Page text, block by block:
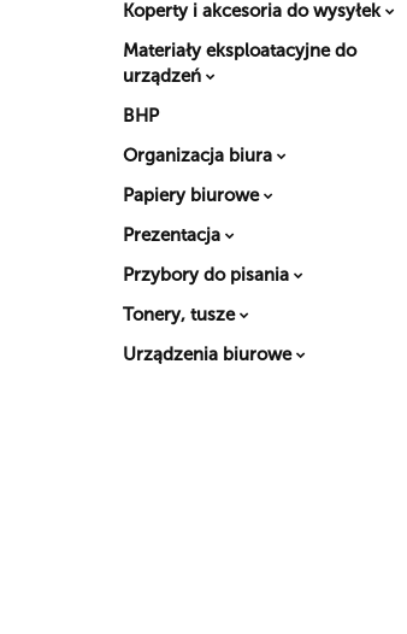
Koperty i akcesoria do wysyłek
Materiały eksploatacyjne do
urządzeń
BHP
Organizacja biura
Papiery biurowe
Prezentacja
Przybory do pisania
Tonery, tusze
Urządzenia biurowe